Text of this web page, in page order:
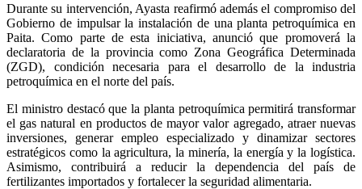
Durante su intervención, Ayasta reafirmó además el compromiso del
Gobierno de impulsar la instalación de una planta petroquímica en
Paita. Como parte de esta iniciativa, anunció que promoverá la
declaratoria de la provincia como Zona Geográfica Determinada
(ZGD), condición necesaria para el desarrollo de la industria
petroquímica en el norte del país.
El ministro destacó que la planta petroquímica permitirá transformar
el gas natural en productos de mayor valor agregado, atraer nuevas
inversiones, generar empleo especializado y dinamizar sectores
estratégicos como la agricultura, la minería, la energía y la logística.
Asimismo, contribuirá a reducir la dependencia del país de
fertilizantes importados y fortalecer la seguridad alimentaria.